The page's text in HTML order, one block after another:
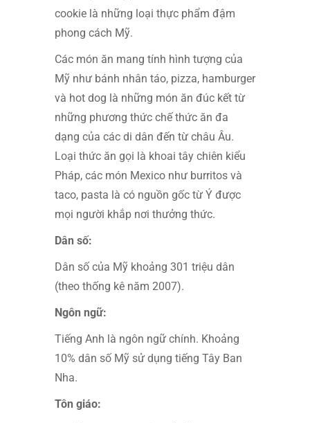
cookie là những loại thực phẩm đậm
phong cách Mỹ.
Các món ăn mang tính hình tượng của
Mỹ như bánh nhân táo, pizza, hamburger
và hot dog là những món ăn đúc kết từ
những phương thức chế thức ăn đa
dạng của các di dân đến từ châu Âu.
Loại thức ăn gọi là khoai tây chiên kiểu
Pháp, các món Mexico như burritos và
taco, pasta là có nguồn gốc từ Ý được
mọi người khắp nơi thưởng thức.
Dân số:
Dân số của Mỹ khoảng 301 triệu dân
(theo thống kê năm 2007).
Ngôn ngữ:
Tiếng Anh là ngôn ngữ chính. Khoảng
10% dân số Mỹ sử dụng tiếng Tây Ban
Nha.
Tôn giáo: